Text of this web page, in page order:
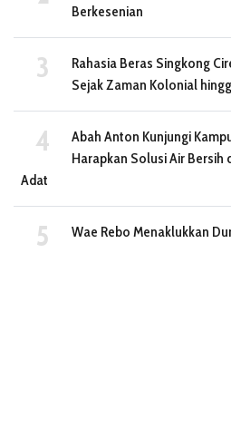
Berkesenian
Rahasia Beras Singkong
Sejak Zaman Kolonial
Abah Anton Kunjungi
Harapkan Solusi Air Bersih
Adat
Wae Rebo Menaklukkan